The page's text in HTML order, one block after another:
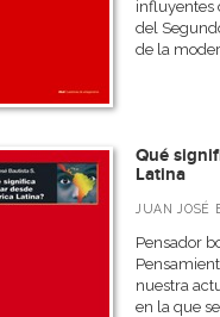
influyentes
del
de la
Qué
Latina
JUAN JOSÉ
Pensador
nuestra
en la que